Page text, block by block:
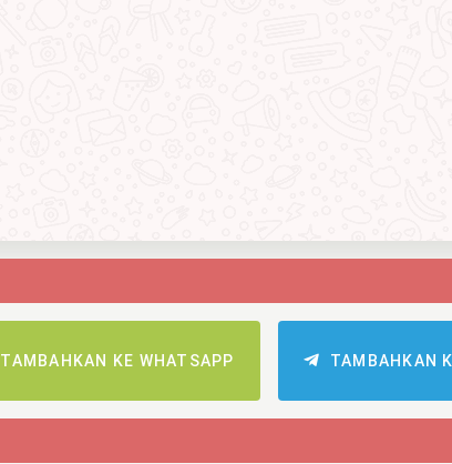
TAMBAHKAN KE WHATSAPP TAMBAHKAN